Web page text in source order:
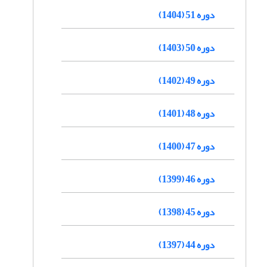
دوره 51 (1404)
دوره 50 (1403)
دوره 49 (1402)
دوره 48 (1401)
دوره 47 (1400)
دوره 46 (1399)
دوره 45 (1398)
دوره 44 (1397)